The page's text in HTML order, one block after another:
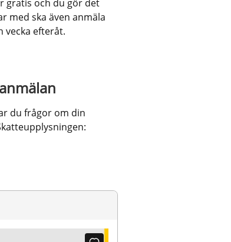
gratis och du gör det
med ska även anmäla
vecka efteråt.
du frågor om din